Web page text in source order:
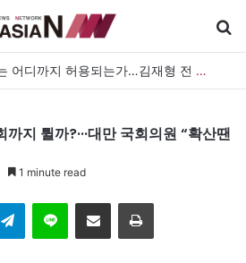
[출판] 표현의 자유는 어디까지 허용되는가…김재형 전 대법관 ‘언론과 인격권’
지 튈까?···대만 국회의원 “확산땐
1 minute read
Telegram 이메일